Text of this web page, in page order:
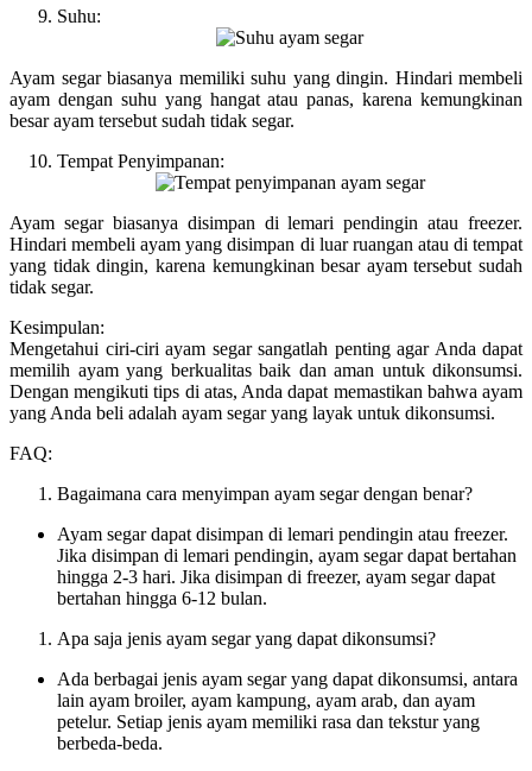
Suhu:
Ayam segar biasanya memiliki suhu yang dingin. Hindari membeli
ayam dengan suhu yang hangat atau panas, karena kemungkinan
besar ayam tersebut sudah tidak segar.
Tempat Penyimpanan:
Ayam segar biasanya disimpan di lemari pendingin atau freezer.
Hindari membeli ayam yang disimpan di luar ruangan atau di tempat
yang tidak dingin, karena kemungkinan besar ayam tersebut sudah
tidak segar.
Kesimpulan:
Mengetahui ciri-ciri ayam segar sangatlah penting agar Anda dapat
memilih ayam yang berkualitas baik dan aman untuk dikonsumsi.
Dengan mengikuti tips di atas, Anda dapat memastikan bahwa ayam
yang Anda beli adalah ayam segar yang layak untuk dikonsumsi.
FAQ:
Bagaimana cara menyimpan ayam segar dengan benar?
Ayam segar dapat disimpan di lemari pendingin atau freezer.
Jika disimpan di lemari pendingin, ayam segar dapat bertahan
hingga 2-3 hari. Jika disimpan di freezer, ayam segar dapat
bertahan hingga 6-12 bulan.
Apa saja jenis ayam segar yang dapat dikonsumsi?
Ada berbagai jenis ayam segar yang dapat dikonsumsi, antara
lain ayam broiler, ayam kampung, ayam arab, dan ayam
petelur. Setiap jenis ayam memiliki rasa dan tekstur yang
berbeda-beda.